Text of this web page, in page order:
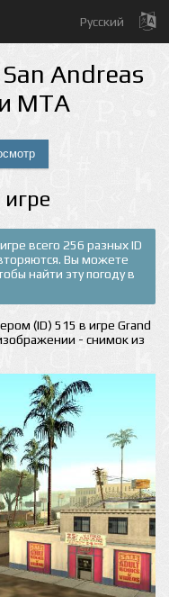
Русский
Andreas
MTA
всего 256 разных ID
Вы можете
найти эту погоду в
(ID) 515 в игре Grand
- снимок из